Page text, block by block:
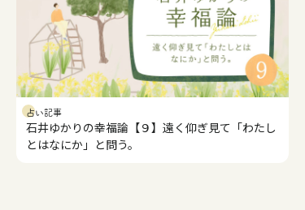
占い記事
石井ゆかりの幸福論【９】遠く仰ぎ見て「わたし
とはなにか」と問う。